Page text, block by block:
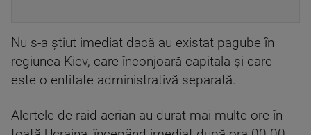
Nu s-a ştiut imediat dacă au existat pagube în
regiunea Kiev, care înconjoară capitala şi care
este o entitate administrativă separată.
Alertele de raid aerian au durat mai multe ore în